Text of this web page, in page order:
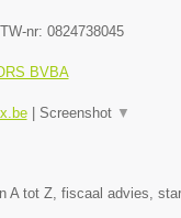
nr: 0824738045
BVBA
| Screenshot ▼
A tot Z, fiscaal advies,